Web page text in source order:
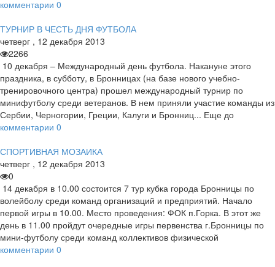
комментарии 0
ТУРНИР В ЧЕСТЬ ДНЯ ФУТБОЛА
четверг , 12 декабря 2013
2266
10 декабря – Международный день футбола. Накануне этого
праздника, в субботу, в Бронницах (на базе нового учебно-
тренировочного центра) прошел международный турнир по
минифутболу среди ветеранов. В нем приняли участие команды из
Сербии, Черногории, Греции, Калуги и Бронниц... Еще до
комментарии 0
СПОРТИВНАЯ МОЗАИКА
четверг , 12 декабря 2013
0
14 декабря в 10.00 состоится 7 тур кубка города Бронницы по
волейболу среди команд организаций и предприятий. Начало
первой игры в 10.00. Место проведения: ФОК п.Горка. В этот же
день в 11.00 пройдут очередные игры первенства г.Бронницы по
мини-футболу среди команд коллективов физической
комментарии 0